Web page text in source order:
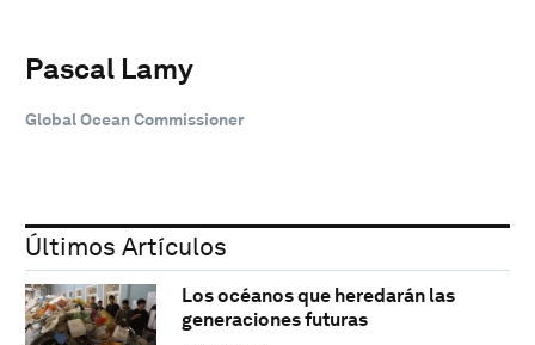
Pascal Lamy
Global Ocean Commissioner
Últimos Artículos
Los océanos que heredarán las
generaciones futuras